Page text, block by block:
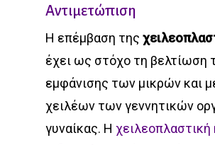
Αντιμετώπιση
Η επέμβαση της
έχει ως στόχο τη βελτίωση
εμφάνισης των μικρών και
χειλέων των γεννητικών
γυναίκας. Η χειλεοπλαστική